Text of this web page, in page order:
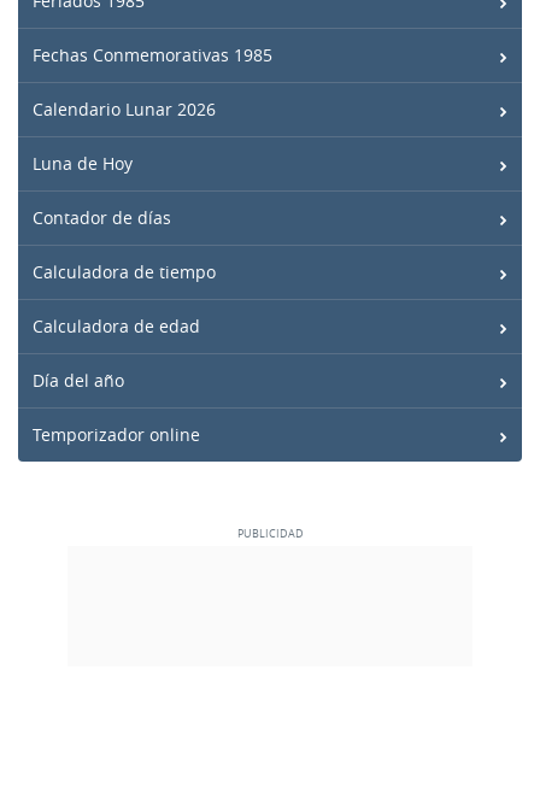
Fechas Conmemorativas 1985
Calendario Lunar 2026
Luna de Hoy
Contador de días
Calculadora de tiempo
Calculadora de edad
Día del año
Temporizador online